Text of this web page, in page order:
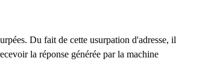
Du fait de cette usurpation d'adresse, il
la réponse générée par la machine